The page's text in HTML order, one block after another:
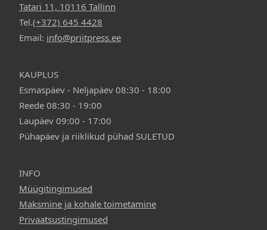
Tatari 11, 10116 Tallinn
Tel.(+372) 645 4428
Email: info@priitpress.ee
KAUPLUS
Esmaspäev - Neljapäev 08:30 - 18:00
Reede 08:30 - 19:00
Laupäev 09:00 - 17:00
Pühapäev ja riiklikud pühad SULETUD
INFO
Müügitingimused
Maksmine ja kohale toimetamine
Privaatsustingimused